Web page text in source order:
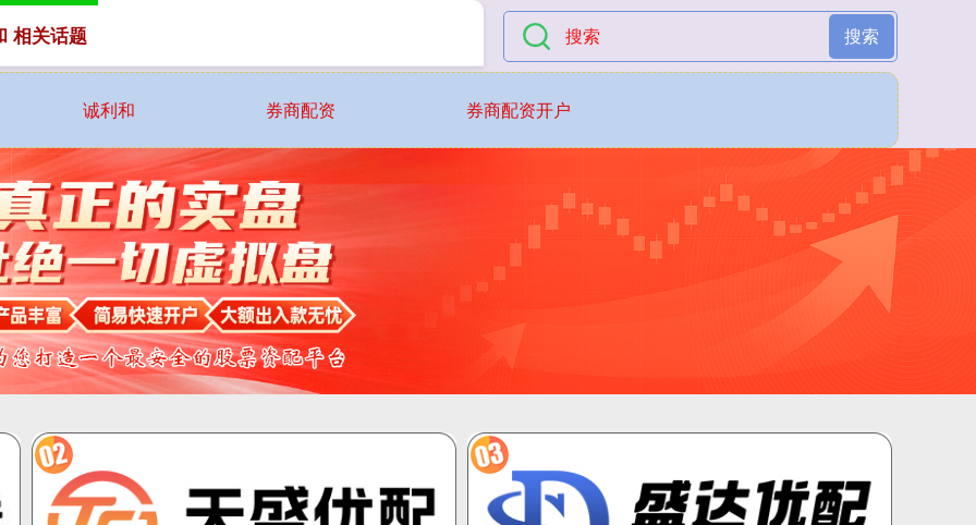
搜索
诚利和 券商配资 券商配资开户
相关话题